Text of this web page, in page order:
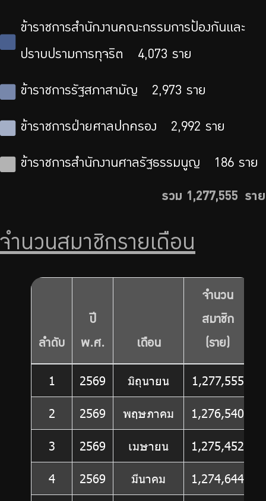
ข้าราชการสำนักงานคณะกรรมการป้องกันและ
ปราบปรามการทุจริต 4,073 ราย
ข้าราชการรัฐสภาสามัญ 2,973 ราย
ข้าราชการฝ่ายศาลปกครอง 2,992 ราย
ข้าราชการสำนักงานศาลรัฐธรรมนูญ 186 ราย
รวม 1,277,555 ราย
จำนวนสมาชิกรายเดือน
ลำดับ
ปี
พ.ศ. เดือน
จำนวน
สมาชิก
(ราย)
1 2569 มิถุนายน 1,277,555
2 2569 พฤษภาคม 1,276,540
3 2569 เมษายน 1,275,452
4 2569 มีนาคม 1,274,644